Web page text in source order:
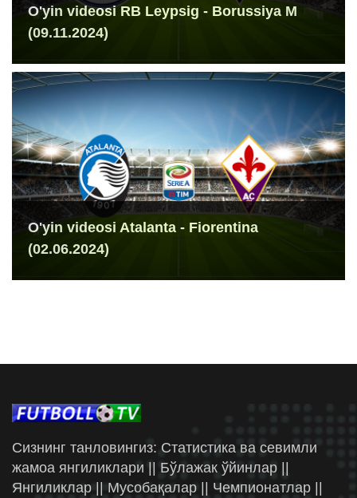
O'yin videosi RB Leypsig - Borussiya M
(09.11.2024)
O'yin videosi Atalanta - Fiorentina
(02.06.2024)
Сизнинг танловингиз: Статистика ва севимли
жамоа янгиликлари || Бўлажак ўйинлар ||
Янгиликлар || Мусобақалар || Чемпионатлар ||